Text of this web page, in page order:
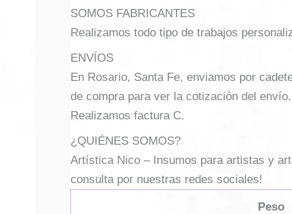
SOMOS FABRICANTES
Realizamos todo tipo de trabajos
ENVÍOS
En Rosario, Santa Fe, enviamos por
de compra para ver la cotización del
Realizamos factura C.
¿QUIÉNES SOMOS?
Artística Nico – Insumos para artistas y
consulta por nuestras redes sociales!
Peso